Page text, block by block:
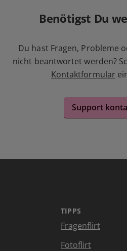
Benötigst Du
Du hast Fragen, Probleme
nicht beantwortet werden?
Kontaktformular
Support
TIPPS
Fragenflirt
Fotoflirt